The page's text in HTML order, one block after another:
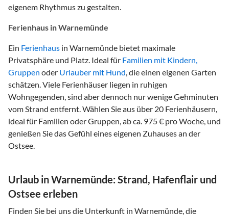
eigenem Rhythmus zu gestalten.
Ferienhaus in Warnemünde
Ein Ferienhaus in Warnemünde bietet maximale
Privatsphäre und Platz. Ideal für Familien mit Kindern,
Gruppen oder Urlauber mit Hund , die einen eigenen Garten
schätzen. Viele Ferienhäuser liegen in ruhigen
Wohngegenden, sind aber dennoch nur wenige Gehminuten
vom Strand entfernt. Wählen Sie aus über 20 Ferienhäusern,
ideal für Familien oder Gruppen, ab ca. 975 € pro Woche, und
genießen Sie das Gefühl eines eigenen Zuhauses an der
Ostsee.
Urlaub in Warnemünde: Strand, Hafenflair und
Ostsee erleben
Finden Sie bei uns die Unterkunft in Warnemünde, die